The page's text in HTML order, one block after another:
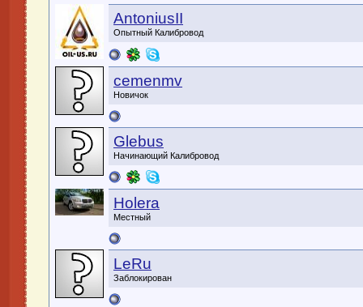
AntoniusII
Опытный Калибровод
cemenmv
Новичок
Glebus
Начинающий Калибровод
Holera
Местный
LeRu
Заблокирован